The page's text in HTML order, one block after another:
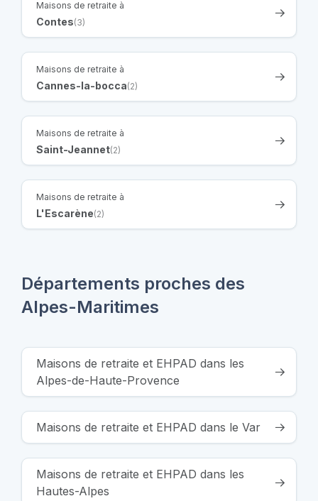
Maisons de retraite à
Contes(3)
Maisons de retraite à
Cannes-la-bocca(2)
Maisons de retraite à
Saint-Jeannet(2)
Maisons de retraite à
L'Escarène(2)
Départements proches des
Alpes-Maritimes
Maisons de retraite et EHPAD dans les
Alpes-de-Haute-Provence
Maisons de retraite et EHPAD dans le Var
Maisons de retraite et EHPAD dans les
Hautes-Alpes